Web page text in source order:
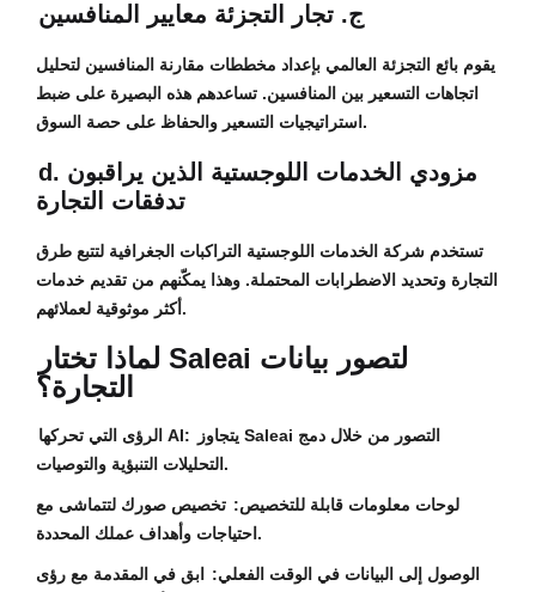
ج. تجار التجزئة معايير المنافسين
يقوم بائع التجزئة العالمي بإعداد مخططات مقارنة المنافسين لتحليل
اتجاهات التسعير بين المنافسين. تساعدهم هذه البصيرة على ضبط
استراتيجيات التسعير والحفاظ على حصة السوق.
d. مزودي الخدمات اللوجستية الذين يراقبون
تدفقات التجارة
تستخدم شركة الخدمات اللوجستية التراكبات الجغرافية لتتبع طرق
التجارة وتحديد الاضطرابات المحتملة. وهذا يمكّنهم من تقديم خدمات
أكثر موثوقية لعملائهم.
لماذا تختار Saleai لتصور بيانات
التجارة؟
الرؤى التي تحركها AI:
يتجاوز Saleai التصور من خلال دمج
التحليلات التنبؤية والتوصيات.
لوحات معلومات قابلة للتخصيص: تخصيص صورك لتتماشى مع
احتياجات وأهداف عملك المحددة.
الوصول إلى البيانات في الوقت الفعلي:
ابق في المقدمة مع رؤى